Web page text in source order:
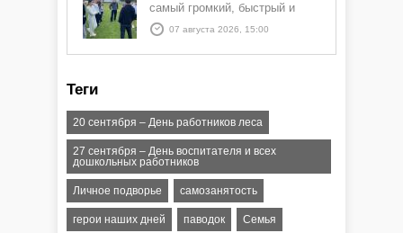
самый громкий, быстрый и
азартный час дня — Спортчас
07 августа 2026, 15:00
Теги
20 сентября – День работников леса
27 сентября – День воспитателя и всех
дошкольных работников
Личное подворье самозанятость
герои наших дней паводок Семья